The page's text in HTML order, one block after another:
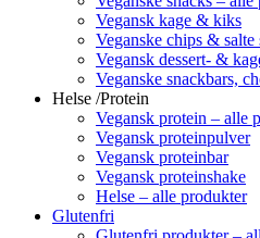
Vegansk kage & kiks
Veganske chips & salte
Vegansk dessert- &
Veganske snackbars,
Helse /Protein
Vegansk protein – alle
Vegansk proteinpulver
Vegansk proteinbar
Vegansk proteinshake
Helse – alle produkter
Glutenfri